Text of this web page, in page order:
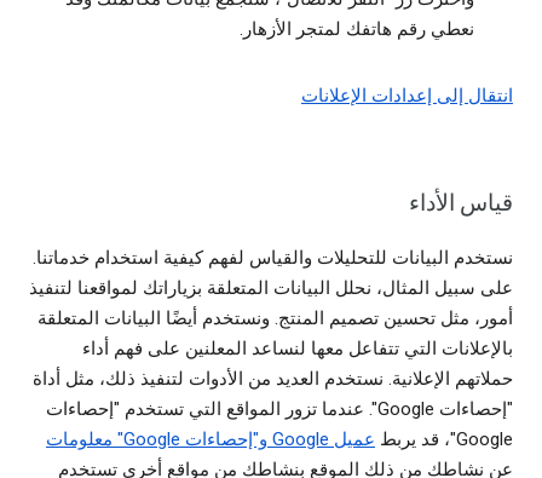
نعطي رقم هاتفك لمتجر الأزهار.
انتقال إلى إعدادات الإعلانات
قياس الأداء
نستخدم البيانات للتحليلات والقياس لفهم كيفية استخدام خدماتنا.
على سبيل المثال، نحلل البيانات المتعلقة بزياراتك لمواقعنا لتنفيذ
أمور، مثل تحسين تصميم المنتج. ونستخدم أيضًا البيانات المتعلقة
بالإعلانات التي تتفاعل معها لنساعد المعلنين على فهم أداء
حملاتهم الإعلانية. نستخدم العديد من الأدوات لتنفيذ ذلك، مثل أداة
"إحصاءات Google". عندما تزور المواقع التي تستخدم "إحصاءات
Google"، قد يربط
عميل Google و"إحصاءات Google" معلومات
عن نشاطك من ذلك الموقع بنشاطك من مواقع أخرى تستخدم